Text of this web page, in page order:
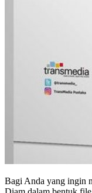
Bagi Anda yang ingin